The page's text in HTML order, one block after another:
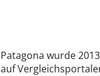
Patagona wurde
auf